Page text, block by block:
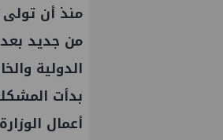
منذ أن تولى
من جديد بعد
الدولية
بدأت
أعمال